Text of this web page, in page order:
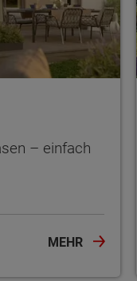
– einfach
MEHR